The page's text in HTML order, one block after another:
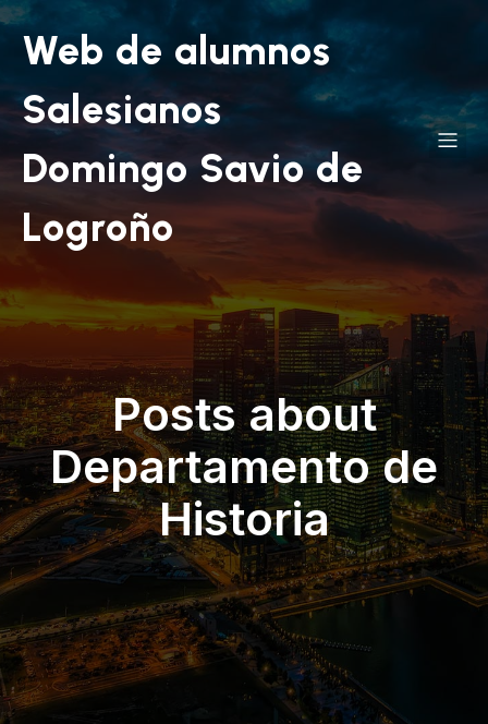
Web de alumnos
Salesianos
Domingo Savio de
Logroño
Posts about
Departamento de
Historia